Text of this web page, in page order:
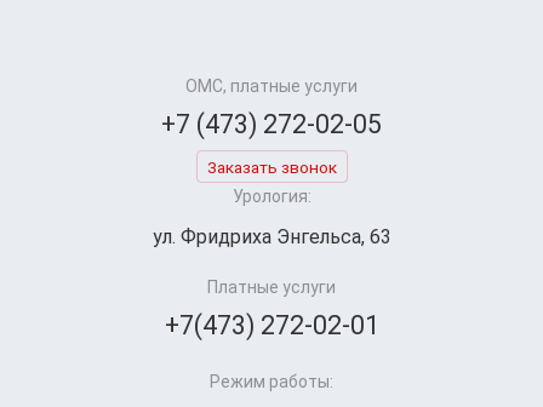
ОМС, платные услуги
+7 (473) 272-02-05
Заказать звонок
Урология:
ул. Фридриха Энгельса, 63
Платные услуги
+7(473) 272-02-01
Режим работы: